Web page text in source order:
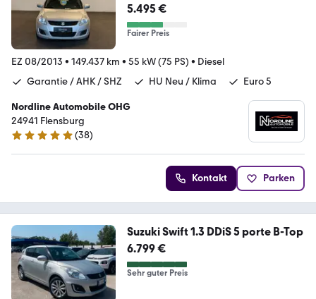
Swift**Garantie**AHK**HU
Neu**SHZ
5.495 €
Fairer Preis
EZ 08/2013 • 149.437 km • 55 kW (75 PS) • Diesel
Garantie / AHK / SHZ
HU Neu / Klima Euro 5
Nordline Automobile OHG
24941 Flensburg
4.9 Sterne
(38)
Kontakt Parken
Suzuki Swift 1.3 DDiS 5 porte B-Top
6.799 €
Sehr guter Preis